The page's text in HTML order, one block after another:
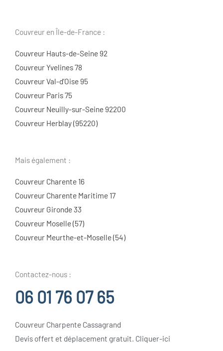
Couvreur en Île-de-France :
Couvreur Hauts-de-Seine 92
Couvreur Yvelines 78
Couvreur Val-d’Oise 95
Couvreur Paris 75
Couvreur Neuilly-sur-Seine 92200
Couvreur Herblay (95220)
Mais également :
Couvreur Charente 16
Couvreur Charente Maritime 17
Couvreur Gironde 33
Couvreur Moselle (57)
Couvreur Meurthe-et-Moselle (54)
Contactez-nous :
06 01 76 07 65
Couvreur Charpente Cassagrand
Devis offert et déplacement gratuit. Cliquer-ici